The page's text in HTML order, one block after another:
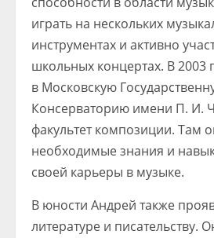
играть на нескольких
инструментах и активно
школьных концертах. В 2003
в Московскую
Консерваторию имени П. И.
факультет композиции. Там
необходимые знания и
своей карьеры в музыке.
В юности Андрей также
литературе и писательству.